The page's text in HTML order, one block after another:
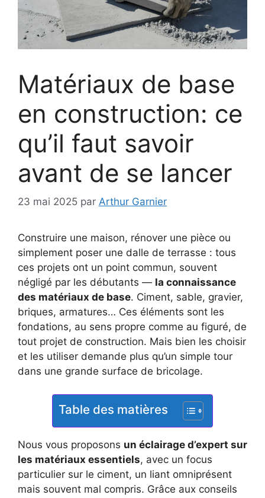
Matériaux de base
en construction: ce
qu’il faut savoir
avant de se lancer
23 mai 2025 par Arthur Garnier
Construire une maison, rénover une pièce ou
simplement poser une dalle de terrasse : tous
ces projets ont un point commun, souvent
négligé par les débutants — la connaissance
des matériaux de base. Ciment, sable, gravier,
briques, armatures… Ces éléments sont les
fondations, au sens propre comme au figuré, de
tout projet de construction. Mais bien les choisir
et les utiliser demande plus qu’un simple tour
dans une grande surface de bricolage.
Table des matières
Nous vous proposons un éclairage d’expert sur
les matériaux essentiels, avec un focus
particulier sur le ciment, un liant omniprésent
mais souvent mal compris. Grâce aux conseils